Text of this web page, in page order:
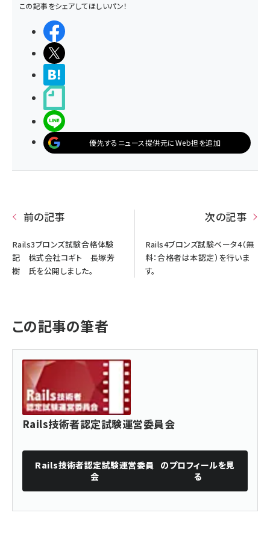
この記事をシェアしてほしいパン！
優先するニュース提供元にWeb担を追加
前の記事
Rails3ブロンズ試験合格体験
記 株式会社コギト 長塚芳
樹 氏を公開しました。
次の記事
Rails4ブロンズ試験ベータ4（無
料：合格者は本認定）を行いま
す。
この記事の筆者
Rails技術者認定試験運営委員会
Rails技術者認定試験運営委員
会
のプロフィールを見
る